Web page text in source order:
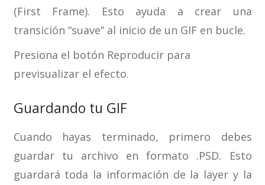
(First Frame). Esto ayuda a crear una
transición “suave” al inicio de un GIF en bucle.
Presiona el botón Reproducir para
previsualizar el efecto.
Guardando tu GIF
Cuando hayas terminado, primero debes
guardar tu archivo en formato .PSD. Esto
guardará toda la información de la layer y la